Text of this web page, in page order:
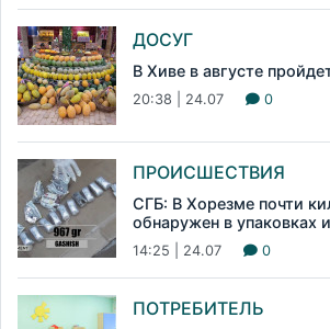
ДОСУГ
В Хиве в августе
20:38 | 24.07 0
ПРОИСШЕСТВИЯ
СГБ: В Хорезме почти
обнаружен в упаковках
14:25 | 24.07 0
ПОТРЕБИТЕЛЬ